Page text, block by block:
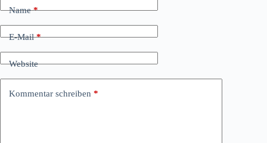
Name*
E-Mail*
Website
Kommentar schreiben *